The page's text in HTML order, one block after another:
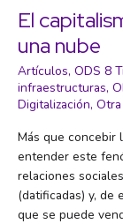
las
grandes
productoras
de
algoritmos
adictivos
agresivos»
El
una nube
Artículos, ODS 8
infraestructuras,
Digitalización,
Más que concebir
entender este
relaciones
(datificadas) y, de
que se puede